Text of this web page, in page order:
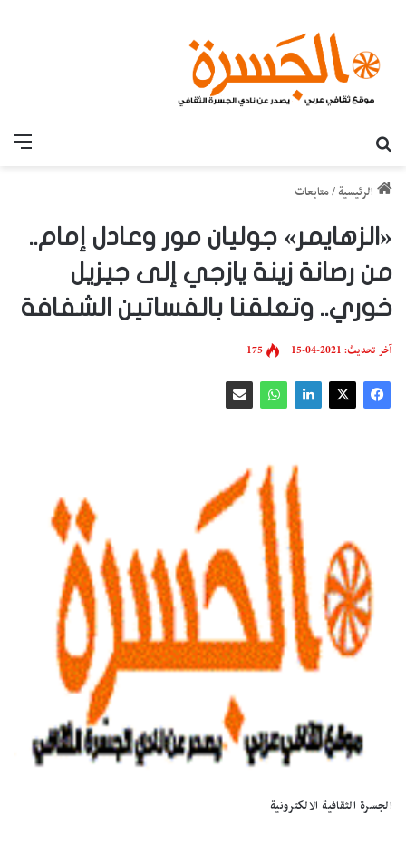
الرئيسية /متابعات
«الزهايمر» جوليان مور وعادل إمام..
من رصانة زينة يازجي إلى جيزيل
خوري.. وتعلقنا بالفساتين الشفافة
آخر تحديث: 2021-04-15 175
الجسرة الثقافية الالكترونية